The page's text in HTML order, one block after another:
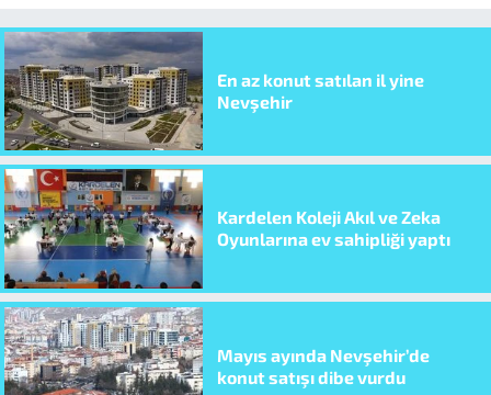
En az konut satılan il yine
Nevşehir
Kardelen Koleji Akıl ve Zeka
Oyunlarına ev sahipliği yaptı
Mayıs ayında Nevşehir’de
konut satışı dibe vurdu